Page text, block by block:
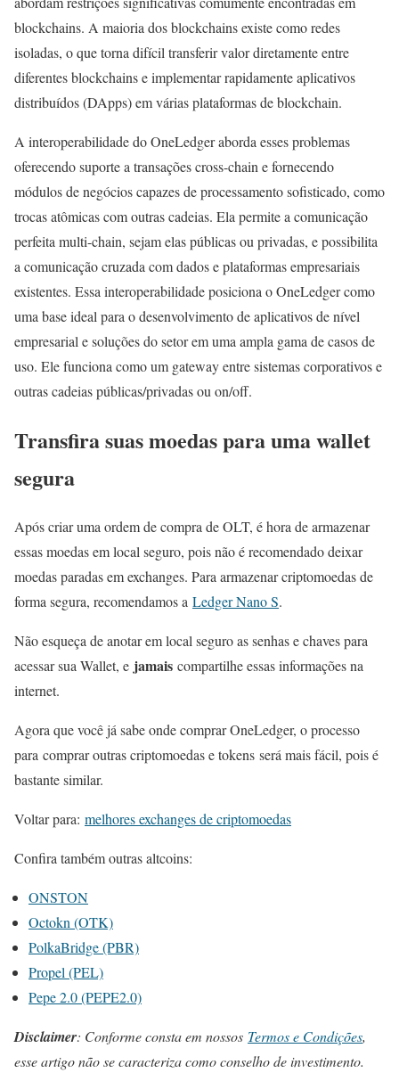
blockchains. A maioria dos blockchains existe como redes
isoladas, o que torna difícil transferir valor diretamente entre
diferentes blockchains e implementar rapidamente aplicativos
distribuídos (DApps) em várias plataformas de blockchain.
A interoperabilidade do OneLedger aborda esses problemas
oferecendo suporte a transações cross-chain e fornecendo
módulos de negócios capazes de processamento sofisticado, como
trocas atômicas com outras cadeias. Ela permite a comunicação
perfeita multi-chain, sejam elas públicas ou privadas, e possibilita
a comunicação cruzada com dados e plataformas empresariais
existentes. Essa interoperabilidade posiciona o OneLedger como
uma base ideal para o desenvolvimento de aplicativos de nível
empresarial e soluções do setor em uma ampla gama de casos de
uso. Ele funciona como um gateway entre sistemas corporativos e
outras cadeias públicas/privadas ou on/off.
Transfira suas moedas para uma wallet
segura
Após criar uma ordem de compra de OLT, é hora de armazenar
essas moedas em local seguro, pois não é recomendado deixar
moedas paradas em exchanges. Para armazenar criptomoedas de
forma segura, recomendamos a Ledger Nano S.
Não esqueça de anotar em local seguro as senhas e chaves para
acessar sua Wallet, e jamais compartilhe essas informações na
internet.
Agora que você já sabe onde comprar OneLedger, o processo
para comprar outras criptomoedas e tokens será mais fácil, pois é
bastante similar.
Voltar para: melhores exchanges de criptomoedas
Confira também outras altcoins:
ONSTON
Octokn (OTK)
PolkaBridge (PBR)
Propel (PEL)
Pepe 2.0 (PEPE2.0)
Disclaimer: Conforme consta em nossos Termos e Condições,
esse artigo não se caracteriza como conselho de investimento.